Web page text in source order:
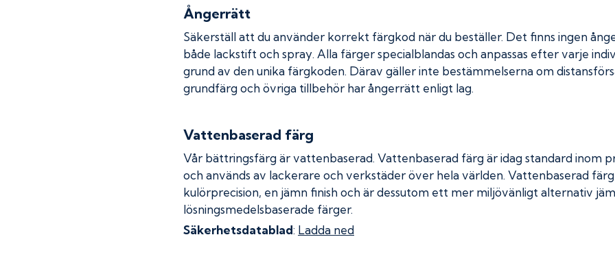
Ångerrätt
Säkerställ att du använder korrekt färgkod när du beställer. Det finns ingen
både lackstift och spray. Alla färger specialblandas och anpassas efter varje
grund av den unika färgkoden. Därav gäller inte bestämmelserna om
grundfärg och övriga tillbehör har ångerrätt enligt lag.
Vattenbaserad färg
Vår bättringsfärg är vattenbaserad. Vattenbaserad färg är idag standard inom
och används av lackerare och verkstäder över hela världen. Vattenbaserad
kulörprecision, en jämn finish och är dessutom ett mer miljövänligt alternativ
lösningsmedelsbaserade färger.
Säkerhetsdatablad: Ladda ned